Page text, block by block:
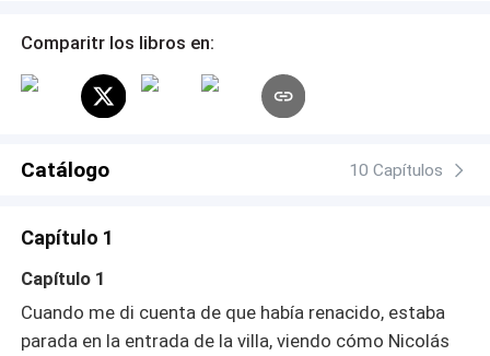
pasaban los meses de su embarazo. En el camino,
dijo que, cuando yo muriera, estaría con Paloma y la
cuidaría bien, para compensar el daño. Por eso, en esta
viviera arrepentido… Pero entonces, ¿por qué después
volviera?
Comparitr los libros en:
Catálogo 10 Capítulos
Capítulo 1
Capítulo 1
Cuando me di cuenta de que había renacido, estaba
parada en la entrada de la villa, viendo cómo Nicolás